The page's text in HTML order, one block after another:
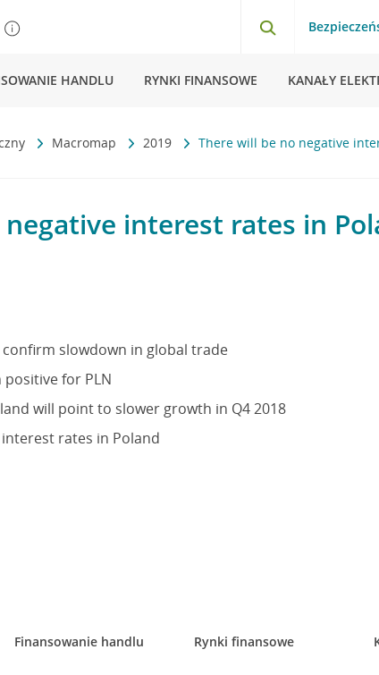
HANDLU RYNKI FINANSOWE KANAŁY
Macromap 2019 There will be no negative
interest rates in
slowdown in global trade
for PLN
will point to slower growth in Q4 2018
rates in Poland
Finansowanie handlu Rynki finansowe